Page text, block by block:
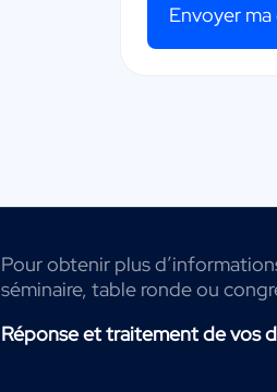
Envoyer
Pour obtenir plus
séminaire, table ronde ou
Réponse et traitement de vos